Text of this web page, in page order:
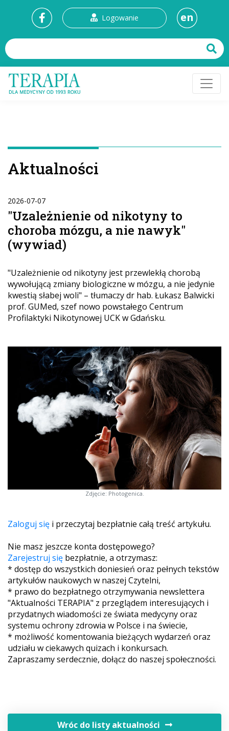
Logowanie en
Aktualności
2026-07-07
"Uzależnienie od nikotyny to
choroba mózgu, a nie nawyk"
(wywiad)
"Uzależnienie od nikotyny jest przewlekłą chorobą
wywołującą zmiany biologiczne w mózgu, a nie jedynie
kwestią słabej woli" – tłumaczy dr hab. Łukasz Balwicki
prof. GUMed, szef nowo powstałego Centrum
Profilaktyki Nikotynowej UCK w Gdańsku.
Zdjęcie: Photogenica.
Zaloguj się i przeczytaj bezpłatnie całą treść artykułu.
Nie masz jeszcze konta dostępowego?
Zarejestruj się bezpłatnie, a otrzymasz:
* dostęp do wszystkich doniesień oraz pełnych tekstów
artykułów naukowych w naszej Czytelni,
* prawo do bezpłatnego otrzymywania newslettera
"Aktualności TERAPIA" z przeglądem interesujących i
przydatnych wiadomości ze świata medycyny oraz
systemu ochrony zdrowia w Polsce i na świecie,
* możliwość komentowania bieżących wydarzeń oraz
udziału w ciekawych quizach i konkursach.
Zapraszamy serdecznie, dołącz do naszej społeczności.
Wróc do listy aktualności